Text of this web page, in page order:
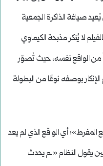
يُعيد صياغة الذاكرة الجمعية
لا يُنكر مذبحة الكيماوي
من الواقع نفسه، حيث تُصوّر
بوصفه نوعًا من البطولة
المفرط»؛ أي الواقع الذي لم يعد
يقول النظام «لم يحدث